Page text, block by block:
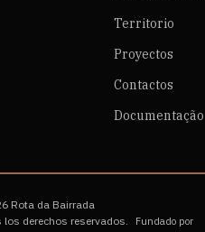
Territorio
Proyectos
Contactos
Documentação
Rota da Bairrada
los derechos reservados.
Fundado por